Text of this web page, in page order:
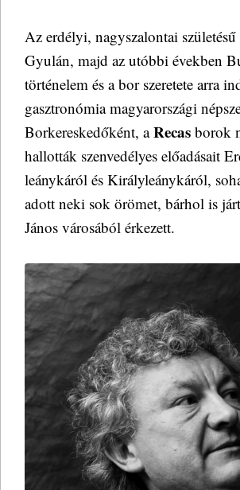
Az erdélyi, nagyszalontai
Gyulán, majd az utóbbi években
történelem és a bor szeretete arra
gasztronómia magyarországi
Borkereskedőként, aRecas borok
hallották szenvedélyes előadásait
leánykáról és Királyleánykáról,
adott neki sok örömet, bárhol is
János városából érkezett.